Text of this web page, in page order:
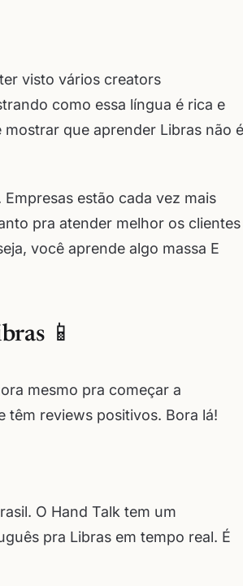
visto vários creators
como essa língua é rica e
que aprender Libras não é
estão cada vez mais
pra atender melhor os clientes
você aprende algo massa E
📱
mesmo pra começar a
têm reviews positivos. Bora lá!
O Hand Talk tem um
pra Libras em tempo real. É